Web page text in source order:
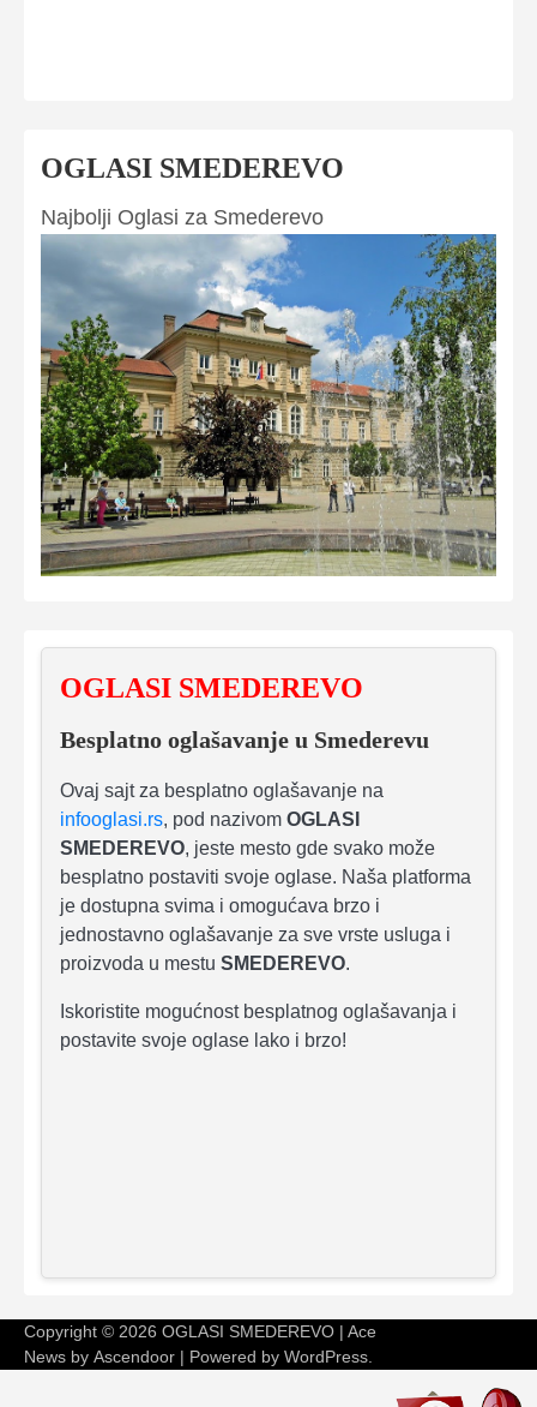
OGLASI SMEDEREVO
Najbolji Oglasi za Smederevo
OGLASI SMEDEREVO
Besplatno oglašavanje u Smederevu
Ovaj sajt za besplatno oglašavanje na
infooglasi.rs, pod nazivom OGLASI
SMEDEREVO, jeste mesto gde svako može
besplatno postaviti svoje oglase. Naša platforma
je dostupna svima i omogućava brzo i
jednostavno oglašavanje za sve vrste usluga i
proizvoda u mestu SMEDEREVO.
Iskoristite mogućnost besplatnog oglašavanja i
postavite svoje oglase lako i brzo!
Copyright © 2026 OGLASI SMEDEREVO | Ace
News by Ascendoor | Powered by WordPress